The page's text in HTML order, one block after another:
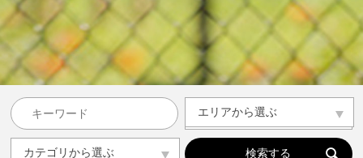
動物病院
コラム
人気の記事ランキング
メンバー
エリアから選ぶ
エリアから選ぶ
滋賀県
京都府
大阪府
兵庫県
奈良県
和歌山県
その他
カテゴリから選ぶ
カテゴリから選ぶ
ドッグラン
ドッグカフェ
愛犬と旅行
トリミングサロン
動物病院
コラム